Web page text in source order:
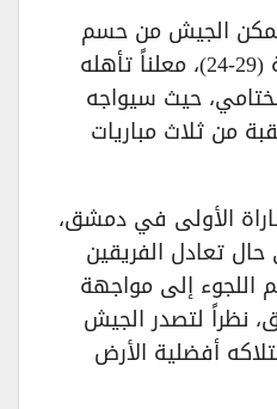
الجيش من حسم
المواجهة لصالحه بنتيجة (29-24)، معلناً تأهله
حيث سيواجه
من ثلاث مباريات
الأولى في دمشق،
تعادل الفريقين
اللجوء إلى مواجهة
نظراً لتصدر الجيش
6» وامتلاكه أفضلية الأرض